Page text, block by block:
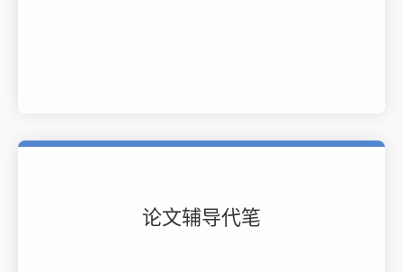
论文辅导代笔